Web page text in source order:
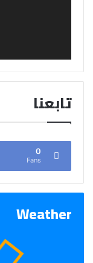
تابعنا
0
Fans
Weather